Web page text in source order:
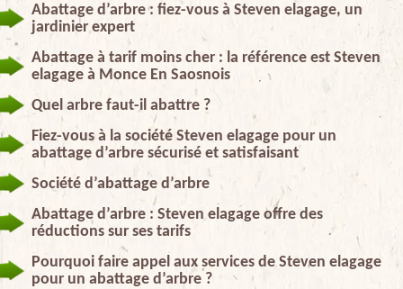
Abattage d’arbre : fiez-vous à Steven elagage, un
jardinier expert
Abattage à tarif moins cher : la référence est Steven
elagage à Monce En Saosnois
Quel arbre faut-il abattre ?
Fiez-vous à la société Steven elagage pour un
abattage d’arbre sécurisé et satisfaisant
Société d’abattage d’arbre
Abattage d’arbre : Steven elagage offre des
réductions sur ses tarifs
Pourquoi faire appel aux services de Steven elagage
pour un abattage d’arbre ?